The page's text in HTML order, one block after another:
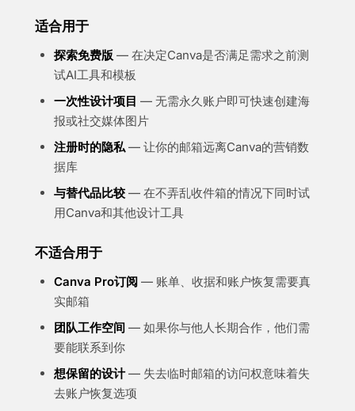
适合用于
探索免费版 — 在决定Canva是否满足需求之前测
试AI工具和模板
一次性设计项目 — 无需永久账户即可快速创建海
报或社交媒体图片
注册时的隐私— 让你的邮箱远离Canva的营销数
据库
与替代品比较 — 在不弄乱收件箱的情况下同时试
用Canva和其他设计工具
不适合用于
Canva Pro订阅 — 账单、收据和账户恢复需要真
实邮箱
团队工作空间 — 如果你与他人长期合作，他们需
要能联系到你
想保留的设计— 失去临时邮箱的访问权意味着失
去账户恢复选项